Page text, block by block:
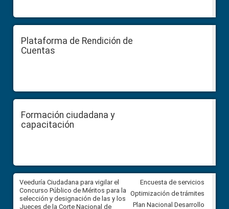
Plataforma de Rendición de
Cuentas
Formación ciudadana y
capacitación
Veeduría Ciudadana para vigilar el
Concurso Público de Méritos para la
selección y designación de las y los
Jueces de la Corte Nacional de
Veeduría para realizar el
seguimiento de la gestión
administrativa del Gobierno
Autónomo Descentralizado
Encuesta de servicios
Optimización de trámites
Plan Nacional Desarrollo